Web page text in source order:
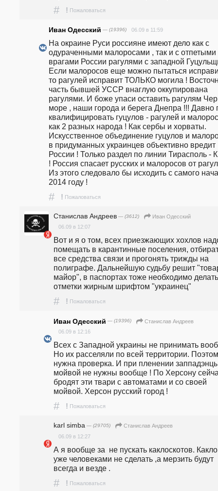
# ! Пожаловаться
Иван Одесский — (19396) 06.09 в 11:59
На окраине Руси россияне имеют дело как с
одураченными малоросами , так и с отпетыми
врагами России рагулями с западной
Если малоросов еще можно пытаться
то рагулей исправит ТОЛЬКО могила !
часть бывшей УССР внаглую оккупирована
рагулями. И боже упаси оставить рагулям
море , наши города и берега Днепра !!! Давно
квалифицировать гуцулов - рагулей и
как 2 разных народа ! Как сербы и хорваты.
Искусственное объединение гуцулов и
в придуманных украинцев объективно вредит
России ! Только раздел по линии Тирасполь -
! Россия спасает русских и малоросов от
Из этого следовало бы исходить с самого
2014 году !
# ! Пожаловаться
Станислав Андреев — (3612)
Иван Одесский
06.09 в 12:07
Вот и я о том, всех приезжающих хохлов
помещать в карантинные поселения,
все средства связи и прогонять трижды на
полиграфе. Дальнейшую судьбу решит
майор", в паспортах тоже необходимо делать
отметки жирным шрифтом "украинец"
# ! Пожаловаться
Иван Одесский — (19396)
Станислав Андреев
06.09 в 12:16
Всех с Западной украины не принимать
Но их расселяли по всей территории.
нужна проверка. И при пленении
мойвой не нужны вообще ! По Херсону
бродят эти твари с автоматами и со своей
мойвой. Херсон русский город !
# ! Пожаловаться
karl simba — (29705)
Станислав Андреев
06.09 в 12:27
А я вообще за  не пускать каклоскотов.
уже человеками не сделать ,а мерзить будут
всегда и везде .
# ! Пожаловаться